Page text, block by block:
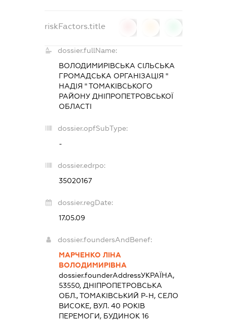
riskFactors.title
dossier.fullName:
ВОЛОДИМИРІВСЬКА СІЛЬСЬКА
ГРОМАДСЬКА ОРГАНІЗАЦІЯ "
НАДІЯ " ТОМАКІВСЬКОГО
РАЙОНУ ДНІПРОПЕТРОВСЬКОЇ
ОБЛАСТІ
dossier.opfSubType:
-
dossier.edrpo:
35020167
dossier.regDate:
17.05.09
dossier.foundersAndBenef:
МАРЧЕНКО ЛІНА
ВОЛОДИМИРІВНА
dossier.founderAddressУКРАЇНА,
53550, ДНІПРОПЕТРОВСЬКА
ОБЛ., ТОМАКІВСЬКИЙ Р-Н, СЕЛО
ВИСОКЕ, ВУЛ. 40 РОКІВ
ПЕРЕМОГИ, БУДИНОК 16